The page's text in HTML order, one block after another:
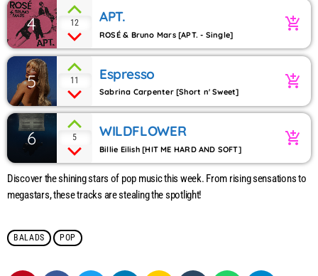
4 12 APT.
ROSÉ & Bruno Mars [APT. - Single]
add_shopping_cart
5 11 Espresso
Sabrina Carpenter [Short n' Sweet]
add_shopping_cart
6 5 WILDFLOWER
Billie Eilish [HIT ME HARD AND SOFT]
add_shopping_cart
Discover the shining stars of pop music this week. From rising sensations to
megastars, these tracks are stealing the spotlight!
BALADS POP